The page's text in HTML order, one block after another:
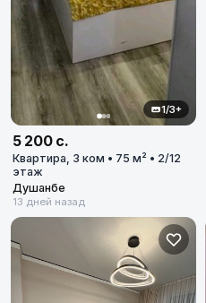
1/3+
5 200 с.
Квартира, 3 ком • 75 м² • 2/12
этаж
Душанбе
13 дней назад